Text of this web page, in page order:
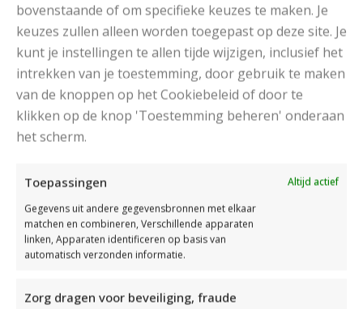
bovenstaande of om specifieke keuzes te maken. Je
keuzes zullen alleen worden toegepast op deze site. Je
kunt je instellingen te allen tijde wijzigen, inclusief het
intrekken van je toestemming, door gebruik te maken
van de knoppen op het Cookiebeleid of door te
klikken op de knop 'Toestemming beheren' onderaan
het scherm.
Toepassingen
Altijd actief
Gegevens uit andere gegevensbronnen met elkaar
matchen en combineren, Verschillende apparaten
linken, Apparaten identificeren op basis van
automatisch verzonden informatie.
Zorg dragen voor beveiliging, fraude